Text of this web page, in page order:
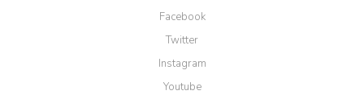
Facebook
Twitter
Instagram
Youtube